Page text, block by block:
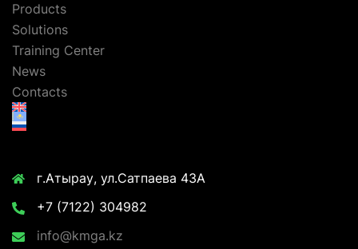
Products
Solutions
Training Center
News
Contacts
г.Атырау, ул.Сатпаева 43А
+7 (7122) 304982
info@kmga.kz